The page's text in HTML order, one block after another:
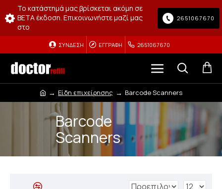
Το κατάστημά μας βρίσκεται ακόμη σε
BETA έκδοση. Επικοινωνήστε μαζί μας
στο
2651067670
ΣΎΝΔΕΣΗ ΕΓΓΡΑΦΉ 2651067670
Είδη επιχείρησης Barcode Scanners
Barcode
Scanners